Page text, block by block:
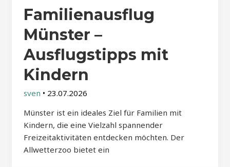
Familienausflug
Münster –
Ausflugstipps mit
Kindern
sven • 23.07.2026
Münster ist ein ideales Ziel für Familien mit
Kindern, die eine Vielzahl spannender
Freizeitaktivitäten entdecken möchten. Der
Allwetterzoo bietet ein